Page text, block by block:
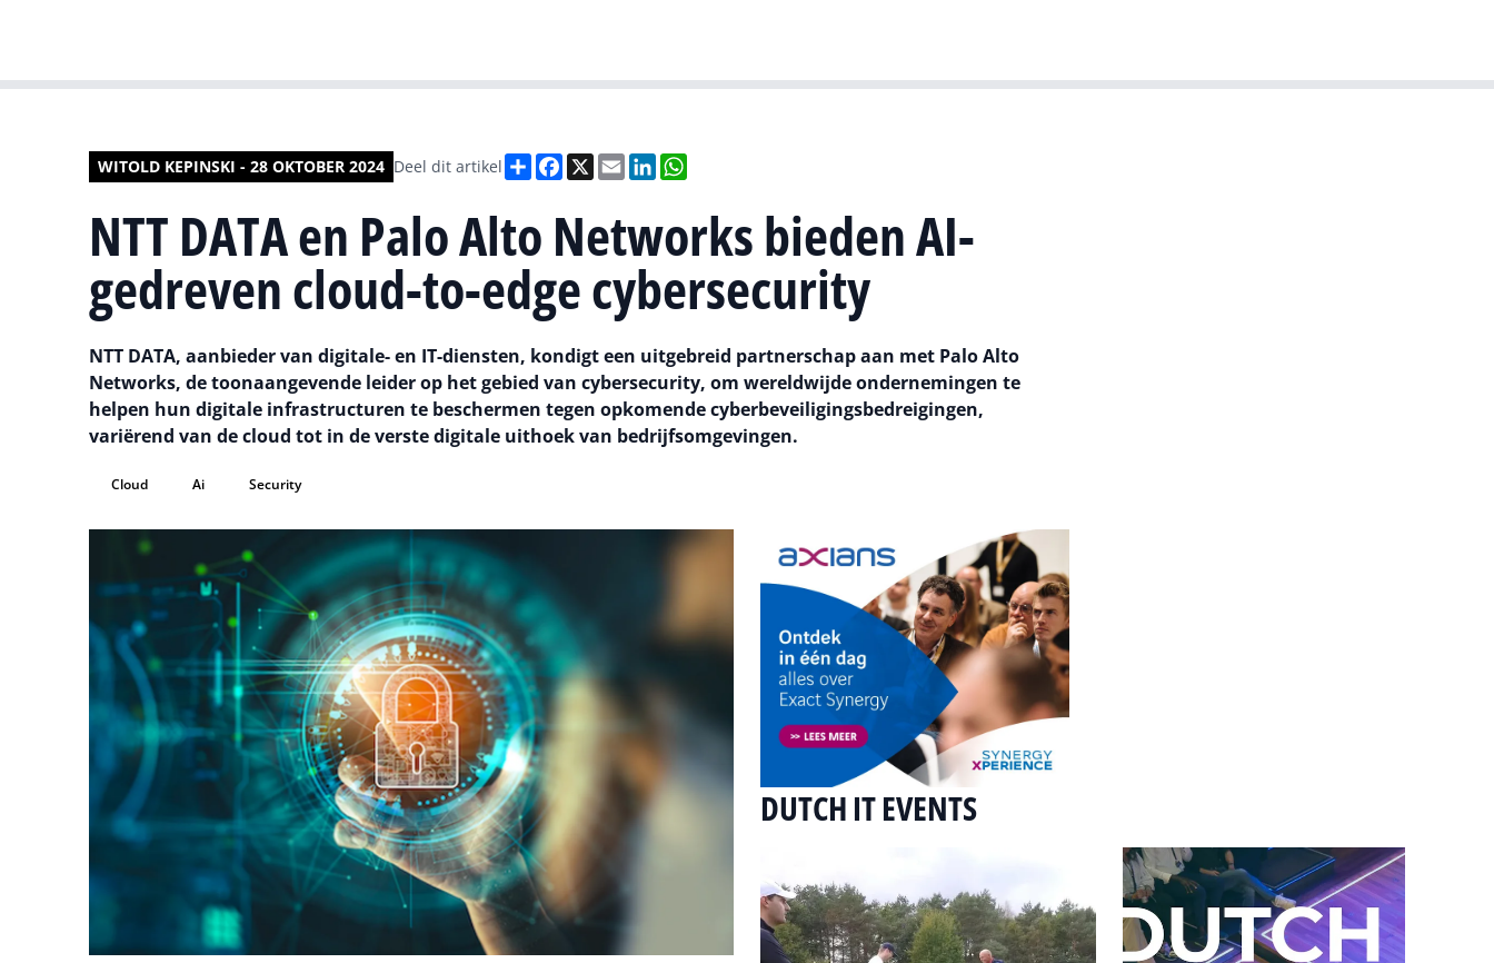
WITOLD KEPINSKI - 28 OKTOBER 2024 Deel dit artikel DeelFacebook
X EmailLinkedIn
NTT DATA en Palo Alto Networks bieden AI-
gedreven cloud-to-edge cybersecurity
NTT DATA, aanbieder van digitale- en IT-diensten, kondigt een uitgebreid partnerschap aan met Palo Alto
Networks, de toonaangevende leider op het gebied van cybersecurity, om wereldwijde ondernemingen te
helpen hun digitale infrastructuren te beschermen tegen opkomende cyberbeveiligingsbedreigingen,
variërend van de cloud tot in de verste digitale uithoek van bedrijfsomgevingen.
Cloud Ai Security
DUTCH IT EVENTS